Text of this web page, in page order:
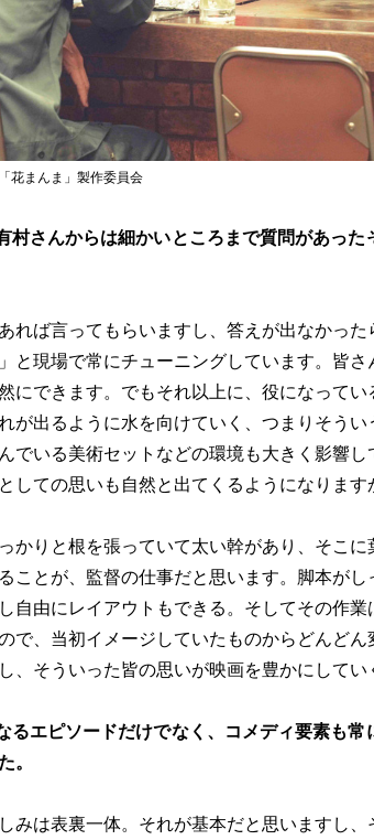
花まんま」製作委員会
村さんからは細かいところまで質問があっ
れば言ってもらいますし、答えが出なかっ
と現場で常にチューニングしています。皆
にできます。でもそれ以上に、役になって
が出るように水を向けていく、つまりそう
でいる美術セットなどの環境も大きく影響
しての思いも自然と出てくるようになります
かりと根を張っていて太い幹があり、そこ
ことが、監督の仕事だと思います。脚本が
自由にレイアウトもできる。そしてその作業
で、当初イメージしていたものからどんど
、そういった皆の思いが映画を豊かにしてい
るエピソードだけでなく、コメディ要素も
。
みは表裏一体。それが基本だと思いますし